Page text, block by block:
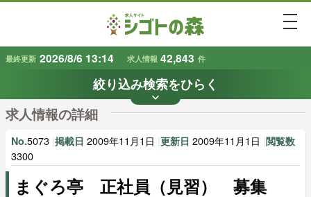
最終更新 2026/8/6 13:14 求人情報 42,843 件
絞り込み検索をひらく
keyboard_arrow_down
条件から探す
地域で探す 業種で探す
雇用形態で探す 賃金で探す
求人情報の詳細
No.5073 掲載日 2009年11月1日 更新日 2009年11月1日 閲覧数
3300
まぐろ亭 正社員（見習） 募集